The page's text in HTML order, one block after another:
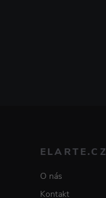
ELARTE.CZ
O nás
Kontakt